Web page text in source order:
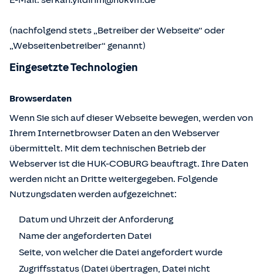
(nachfolgend stets „Betreiber der Webseite“ oder
„Webseitenbetreiber“ genannt)
Eingesetzte Technologien
Browserdaten
Wenn Sie sich auf dieser Webseite bewegen, werden von
Ihrem Internetbrowser Daten an den Webserver
übermittelt. Mit dem technischen Betrieb der
Webserver ist die HUK-COBURG beauftragt. Ihre Daten
werden nicht an Dritte weitergegeben. Folgende
Nutzungsdaten werden aufgezeichnet:
Datum und Uhrzeit der Anforderung
Name der angeforderten Datei
Seite, von welcher die Datei angefordert wurde
Zugriffsstatus (Datei übertragen, Datei nicht